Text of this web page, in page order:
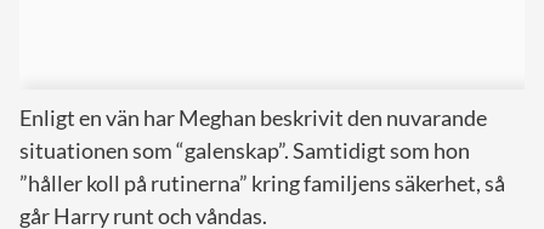
Enligt en vän har Meghan beskrivit den nuvarande
situationen som “galenskap”. Samtidigt som hon
”håller koll på rutinerna” kring familjens säkerhet, så
går Harry runt och våndas.